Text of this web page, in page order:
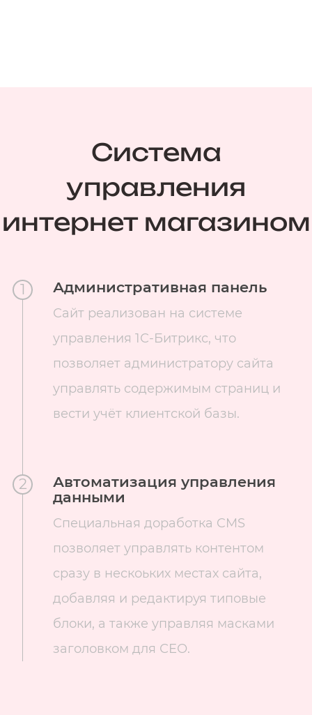
Система
управления
интернет магазином
1 Административная панель
Сайт реализован на системе
управления 1С-Битрикс, что
позволяет администратору сайта
управлять содержимым страниц и
вести учёт клиентской базы.
2
Автоматизация управления
данными
Специальная доработка CMS
позволяет управлять контентом
сразу в нескоьких местах сайта,
добавляя и редактируя типовые
блоки, а также управляя масками
заголовком для СЕО.